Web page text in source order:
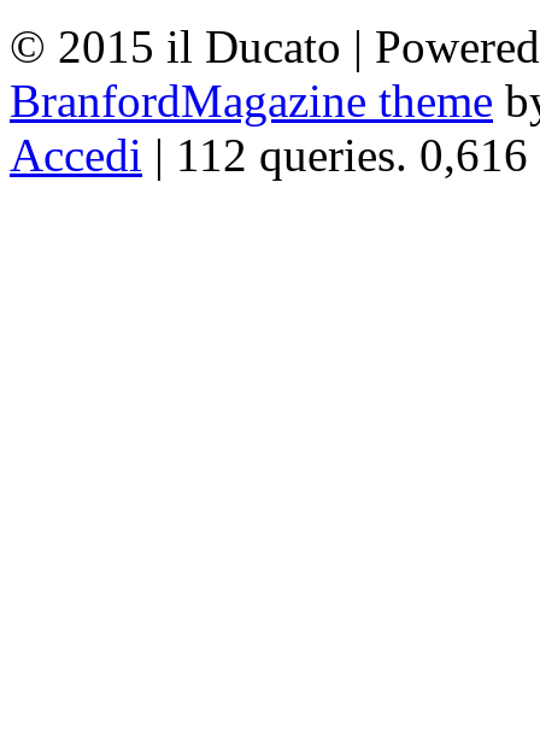
© 2015 il Ducato |
BranfordMagazine theme
Accedi | 112 queries. 0,616